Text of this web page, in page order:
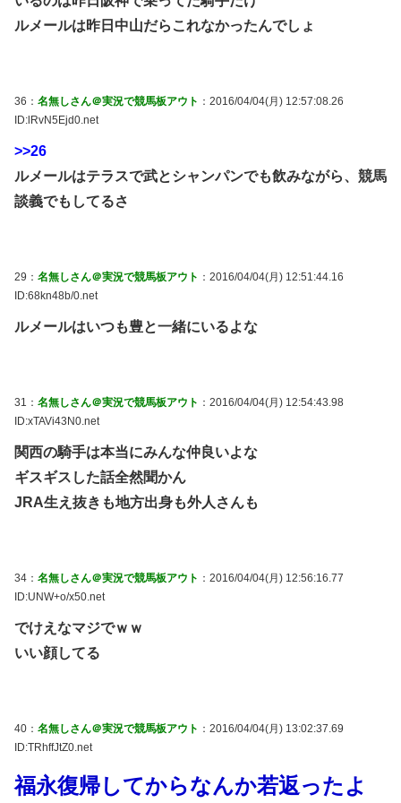
ルメールは昨日中山だらこれなかったんでしょ
36： 名無しさん＠実況で競馬板アウト ：2016/04/04(月) 12:57:08.26
ID:lRvN5Ejd0.net
>>26
ルメールはテラスで武とシャンパンでも飲みながら、競馬
談義でもしてるさ
29： 名無しさん＠実況で競馬板アウト ：2016/04/04(月) 12:51:44.16
ID:68kn48b/0.net
ルメールはいつも豊と一緒にいるよな
31： 名無しさん＠実況で競馬板アウト ：2016/04/04(月) 12:54:43.98
ID:xTAVi43N0.net
関西の騎手は本当にみんな仲良いよな
ギスギスした話全然聞かん
JRA生え抜きも地方出身も外人さんも
34： 名無しさん＠実況で競馬板アウト ：2016/04/04(月) 12:56:16.77
ID:UNW+o/x50.net
でけえなマジでｗｗ
いい顔してる
40： 名無しさん＠実況で競馬板アウト ：2016/04/04(月) 13:02:37.69
ID:TRhffJtZ0.net
福永復帰してからなんか若返ったよ